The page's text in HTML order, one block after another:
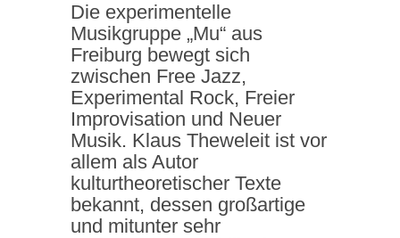
Die experimentelle
Musikgruppe „Mu“ aus
Freiburg bewegt sich
zwischen Free Jazz,
Experimental Rock, Freier
Improvisation und Neuer
Musik. Klaus Theweleit ist vor
allem als Autor
kulturtheoretischer Texte
bekannt, dessen großartige
und mitunter sehr